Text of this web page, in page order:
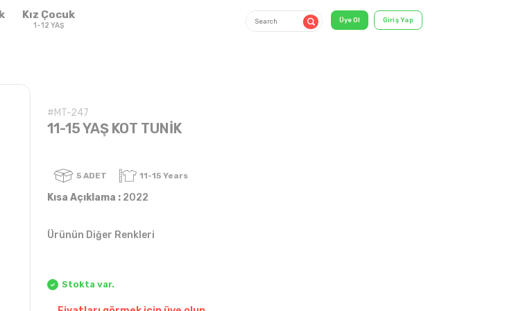
Erkek Çocuk
1-16 YAŞ
Sweatshirt & T-Sweatshirt & T-
#MT-247
11-15 YAŞ KOT TUNİK
5ADET
Kısa Açıklama : 2022
Ürünün Diğer Renkleri
Stokta var.